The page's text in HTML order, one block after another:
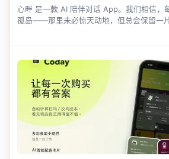
心畔 是一款 AI 陪伴对话 App。我们相信，
孤岛——那里未必惊天动地，但总会保留一